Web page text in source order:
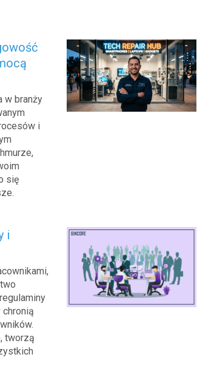
w branży
i
się
i
chronią
tworzą